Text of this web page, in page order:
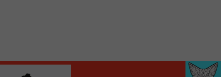
locale vous sont maintenant accessibles en un clic!